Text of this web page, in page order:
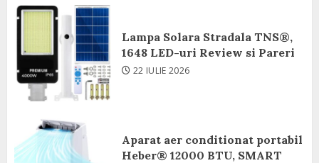
Lampa Solara Stradala TNS®,
1648 LED-uri Review si Pareri
22 IULIE 2026
Aparat aer conditionat portabil
Heber® 12000 BTU, SMART